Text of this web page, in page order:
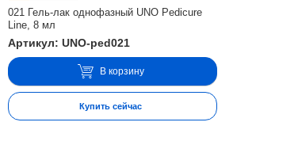
021 Гель-лак однофазный UNO Pedicure
Line, 8 мл
Артикул: UNO-ped021
В корзину
Купить сейчас